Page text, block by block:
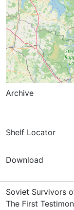
Archive
Shelf Locator
Download
Soviet Survivors
The First